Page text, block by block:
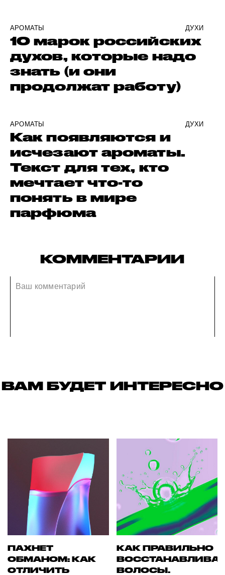
АРОМАТЫ ДУХИ
10 марок российских
духов, которые надо
знать (и они
продолжат работу)
АРОМАТЫ ДУХИ
Как появляются и
исчезают ароматы.
Текст для тех, кто
мечтает что-то
понять в мире
парфюма
КОММЕНТАРИИ
ВАМ БУДЕТ ИНТЕРЕСНО
ПАХНЕТ
ОБМАНОМ: КАК
ОТЛИЧИТЬ
КАК ПРАВИЛЬНО
ВОЛОСЫ.